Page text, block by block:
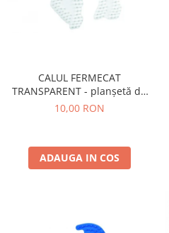
CALUL FERMECAT
TRANSPARENT - planșetă de
lucru MIDI
10,00 RON
ADAUGA IN COS